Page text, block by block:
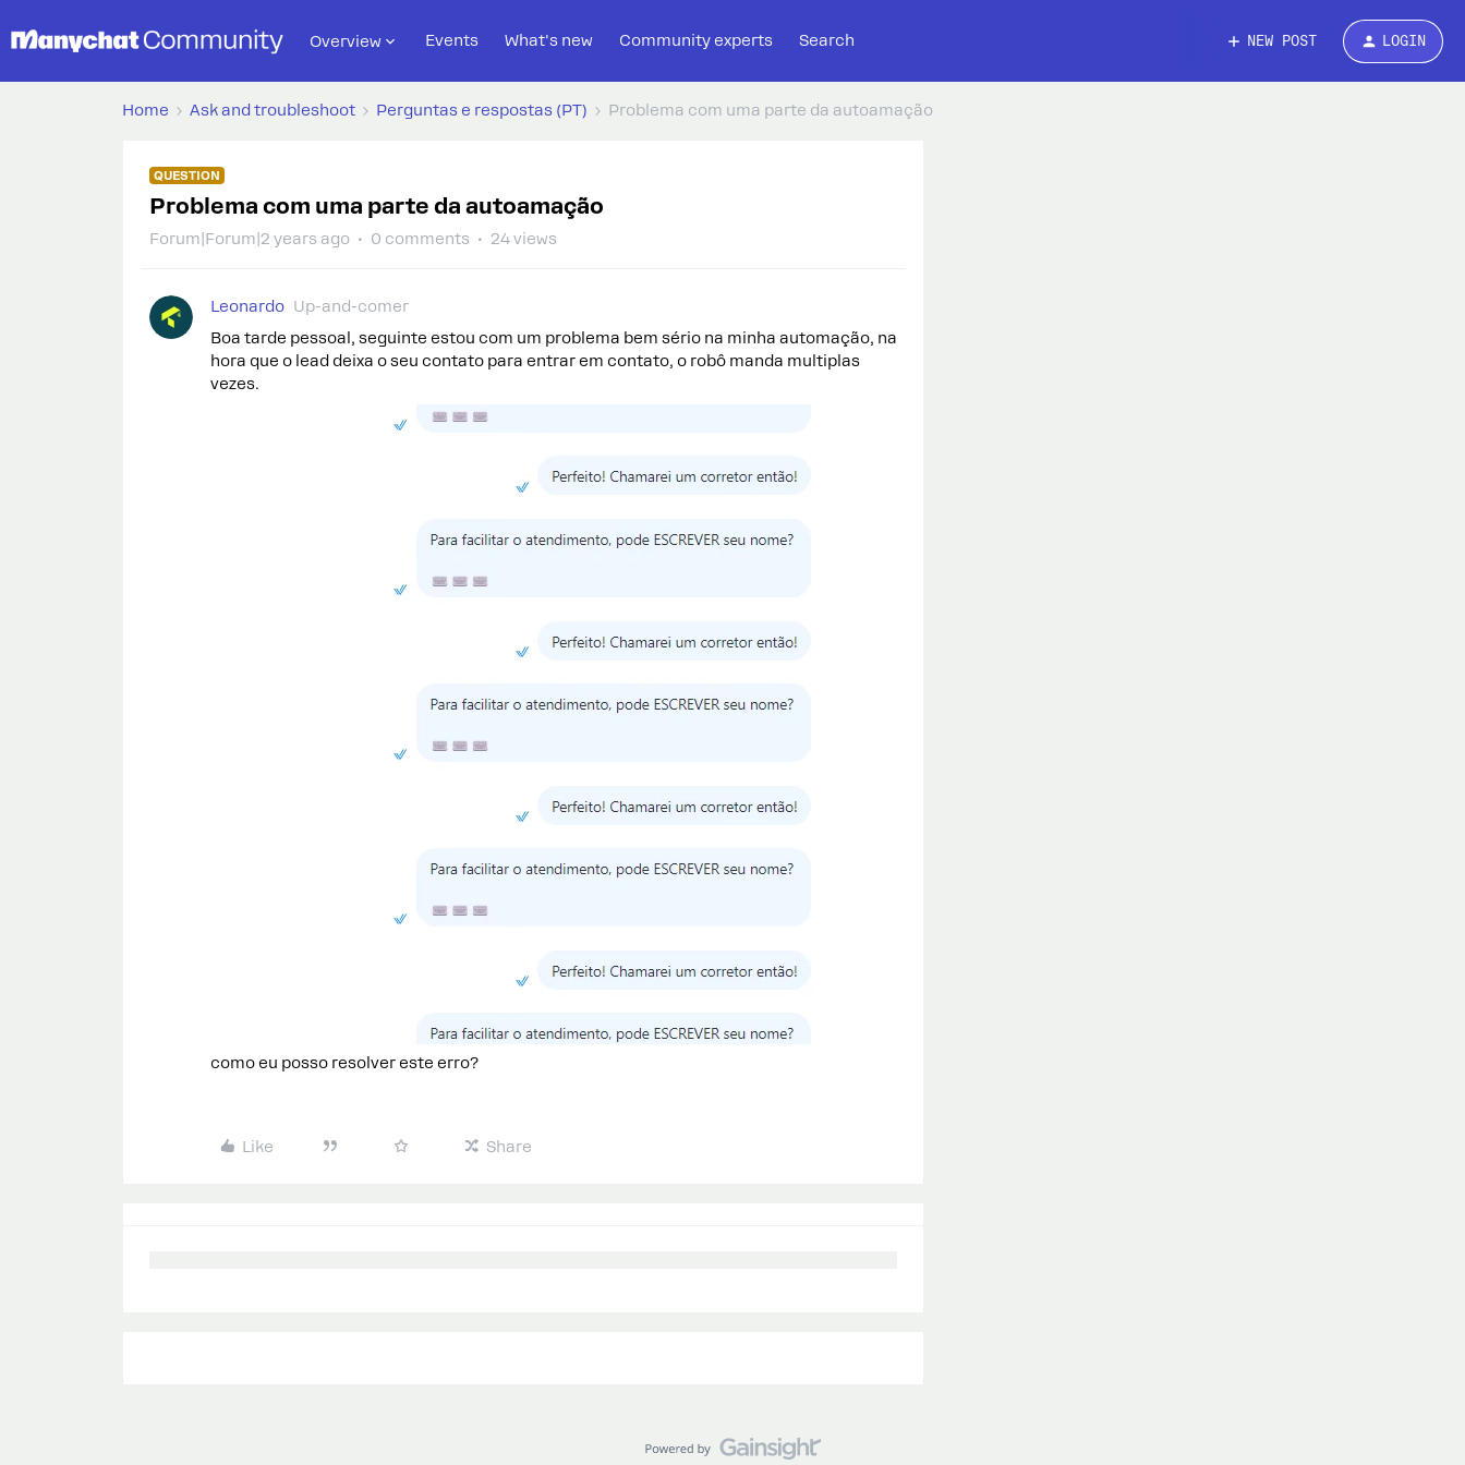
Overview Events What's new Community experts Search NEW POST LOGIN
Home Ask and troubleshoot Perguntas e respostas (PT) Problema com uma parte da autoamação
QUESTION
Problema com uma parte da autoamação
Forum|Forum|2 years ago 0 comments 24 views
Leonardo Up-and-comer
Boa tarde pessoal, seguinte estou com um problema bem sério na minha automação, na
hora que o lead deixa o seu contato para entrar em contato, o robô manda multiplas
vezes.
como eu posso resolver este erro?
Like Share